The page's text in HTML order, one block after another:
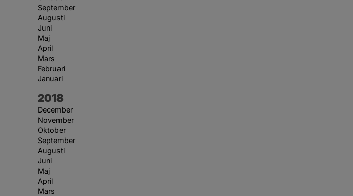
September
Augusti
Juni
Maj
April
Mars
Februari
Januari
År:
2018
December
November
Oktober
September
Augusti
Juni
Maj
April
Mars